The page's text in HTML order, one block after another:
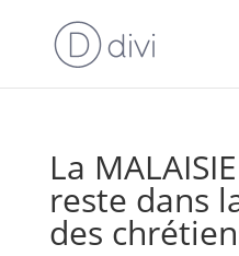
La
reste dans
des